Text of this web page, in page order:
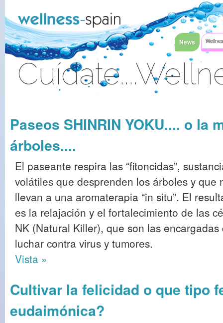
News
Paseos SHINRIN YOKU.... o la
árboles....
El paseante respira las “fitoncidas”,
volátiles que desprenden los árboles y que
llevan a una aromaterapia “in situ”. El
es la relajación y el fortalecimiento de las
NK (Natural Killer), que son las encargadas
luchar contra virus y tumores.
Vista »
Cultivar la felicidad o que tipo
eudaimónica?